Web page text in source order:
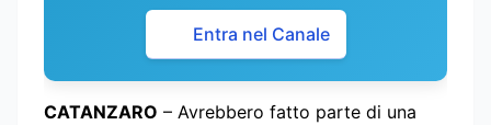
Entra nel Canale
CATANZARO – Avrebbero fatto parte di una